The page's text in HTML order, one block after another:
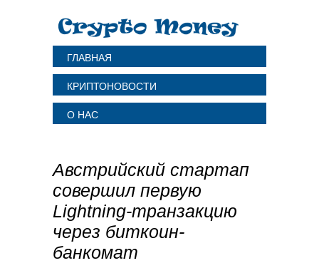
ГЛАВНАЯ
КРИПТОНОВОСТИ
О НАС
Австрийский стартап
совершил первую
Lightning-транзакцию
через биткоин-
банкомат